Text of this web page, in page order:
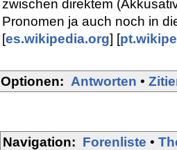
zwischen direktem
Pronomen ja auch noch in
[es.wikipedia.org] [
Optionen: Antworten •
Navigation: Forenliste •